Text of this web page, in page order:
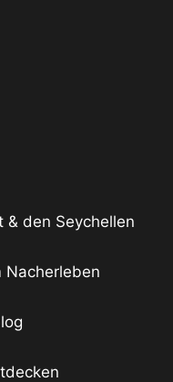
& den Seychellen
Nacherleben